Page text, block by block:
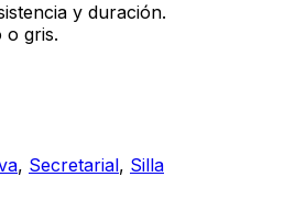
y duración.
o gris.
, Secretarial, Silla